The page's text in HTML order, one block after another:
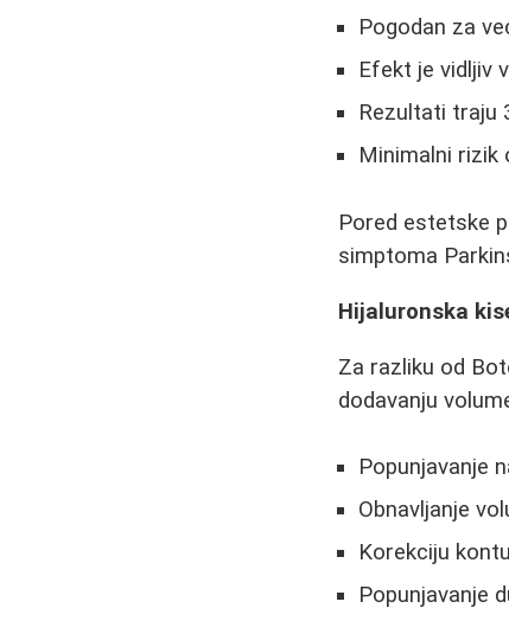
Pogodan za
Efekt je vidljiv
Rezultati traju
Minimalni rizik
Pored estetske
simptoma
Hijaluronska
Za razliku od
dodavanju
Popunjavanje
Obnavljanje
Korekciju
Popunjavanje